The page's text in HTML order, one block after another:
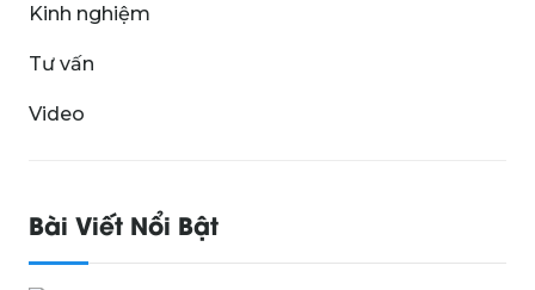
Kinh nghiệm
Tư vấn
Video
Bài Viết Nổi Bật